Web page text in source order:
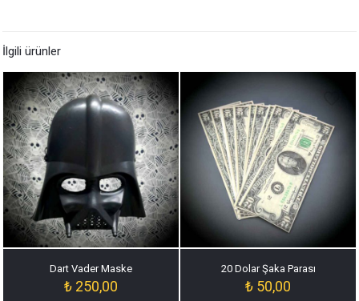
İlgili ürünler
Dart Vader Maske
₺ 250,00
20 Dolar Şaka Parası
₺ 50,00